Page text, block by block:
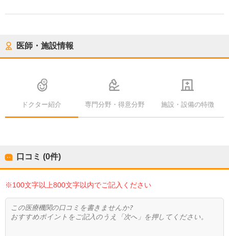
医師・施設情報
ドクター紹介 専門分野・得意分野 施設・設備の特徴
口コミ (0件)
※100文字以上800文字以内でご記入ください